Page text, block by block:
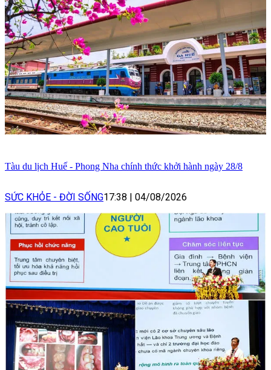
Tàu du lịch Huế - Phong Nha chính thức khởi hành ngày 28/8
SỨC KHỎE - ĐỜI SỐNG17:38 | 04/08/2026